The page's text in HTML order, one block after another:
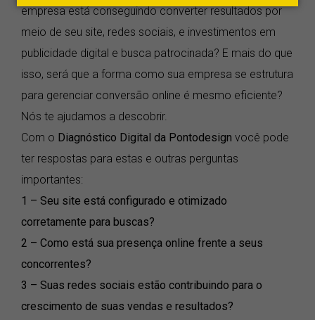
empresa está conseguindo converter resultados por
meio de seu site, redes sociais, e investimentos em
publicidade digital e busca patrocinada? E mais do que
isso, será que a forma como sua empresa se estrutura
para gerenciar conversão online é mesmo eficiente?
Nós te ajudamos a descobrir.
Com o Diagnóstico Digital da Pontodesign você pode
ter respostas para estas e outras perguntas
importantes:
1 – Seu site está configurado e otimizado
corretamente para buscas?
2 – Como está sua presença online frente a seus
concorrentes?
3 – Suas redes sociais estão contribuindo para o
crescimento de suas vendas e resultados?